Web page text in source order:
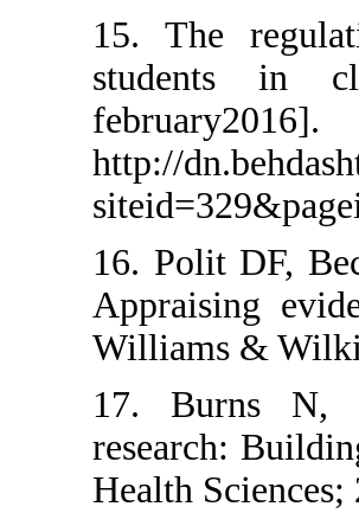
15.
http://
16.
17.
Health